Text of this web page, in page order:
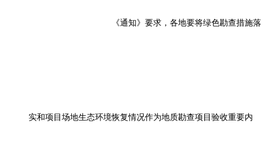
《通知》要求，各地要将绿色勘查措施落
实和项目场地生态环境恢复情况作为地质勘查项目验收重要内